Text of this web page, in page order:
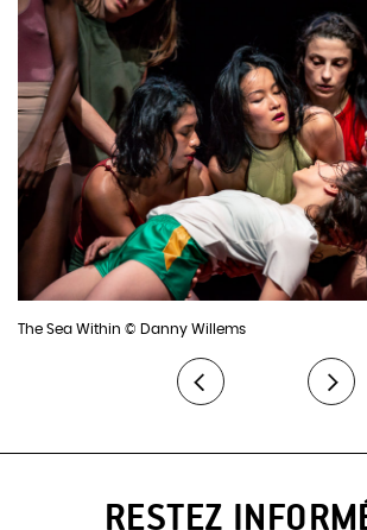
Dramaturgie: Bart Meuleman
Répétiteur : Lucius Romeo-Fromm
Lumière : Harry Cole
Scénographie : Marie Szersnovicz
Directeur technique : Thomas Glorieux
Directeur de la production : Anita Boels
Collab. communication : Daan Borloo
Production: Voetvolk vzw
Coproduction : Théâtre Royal Flamand,
Théâtre Le Merlan, Rencontres
Toulouse, Tanz im August / HAU Hebbel am
The Sea Within © Danny Willems
RESTEZ